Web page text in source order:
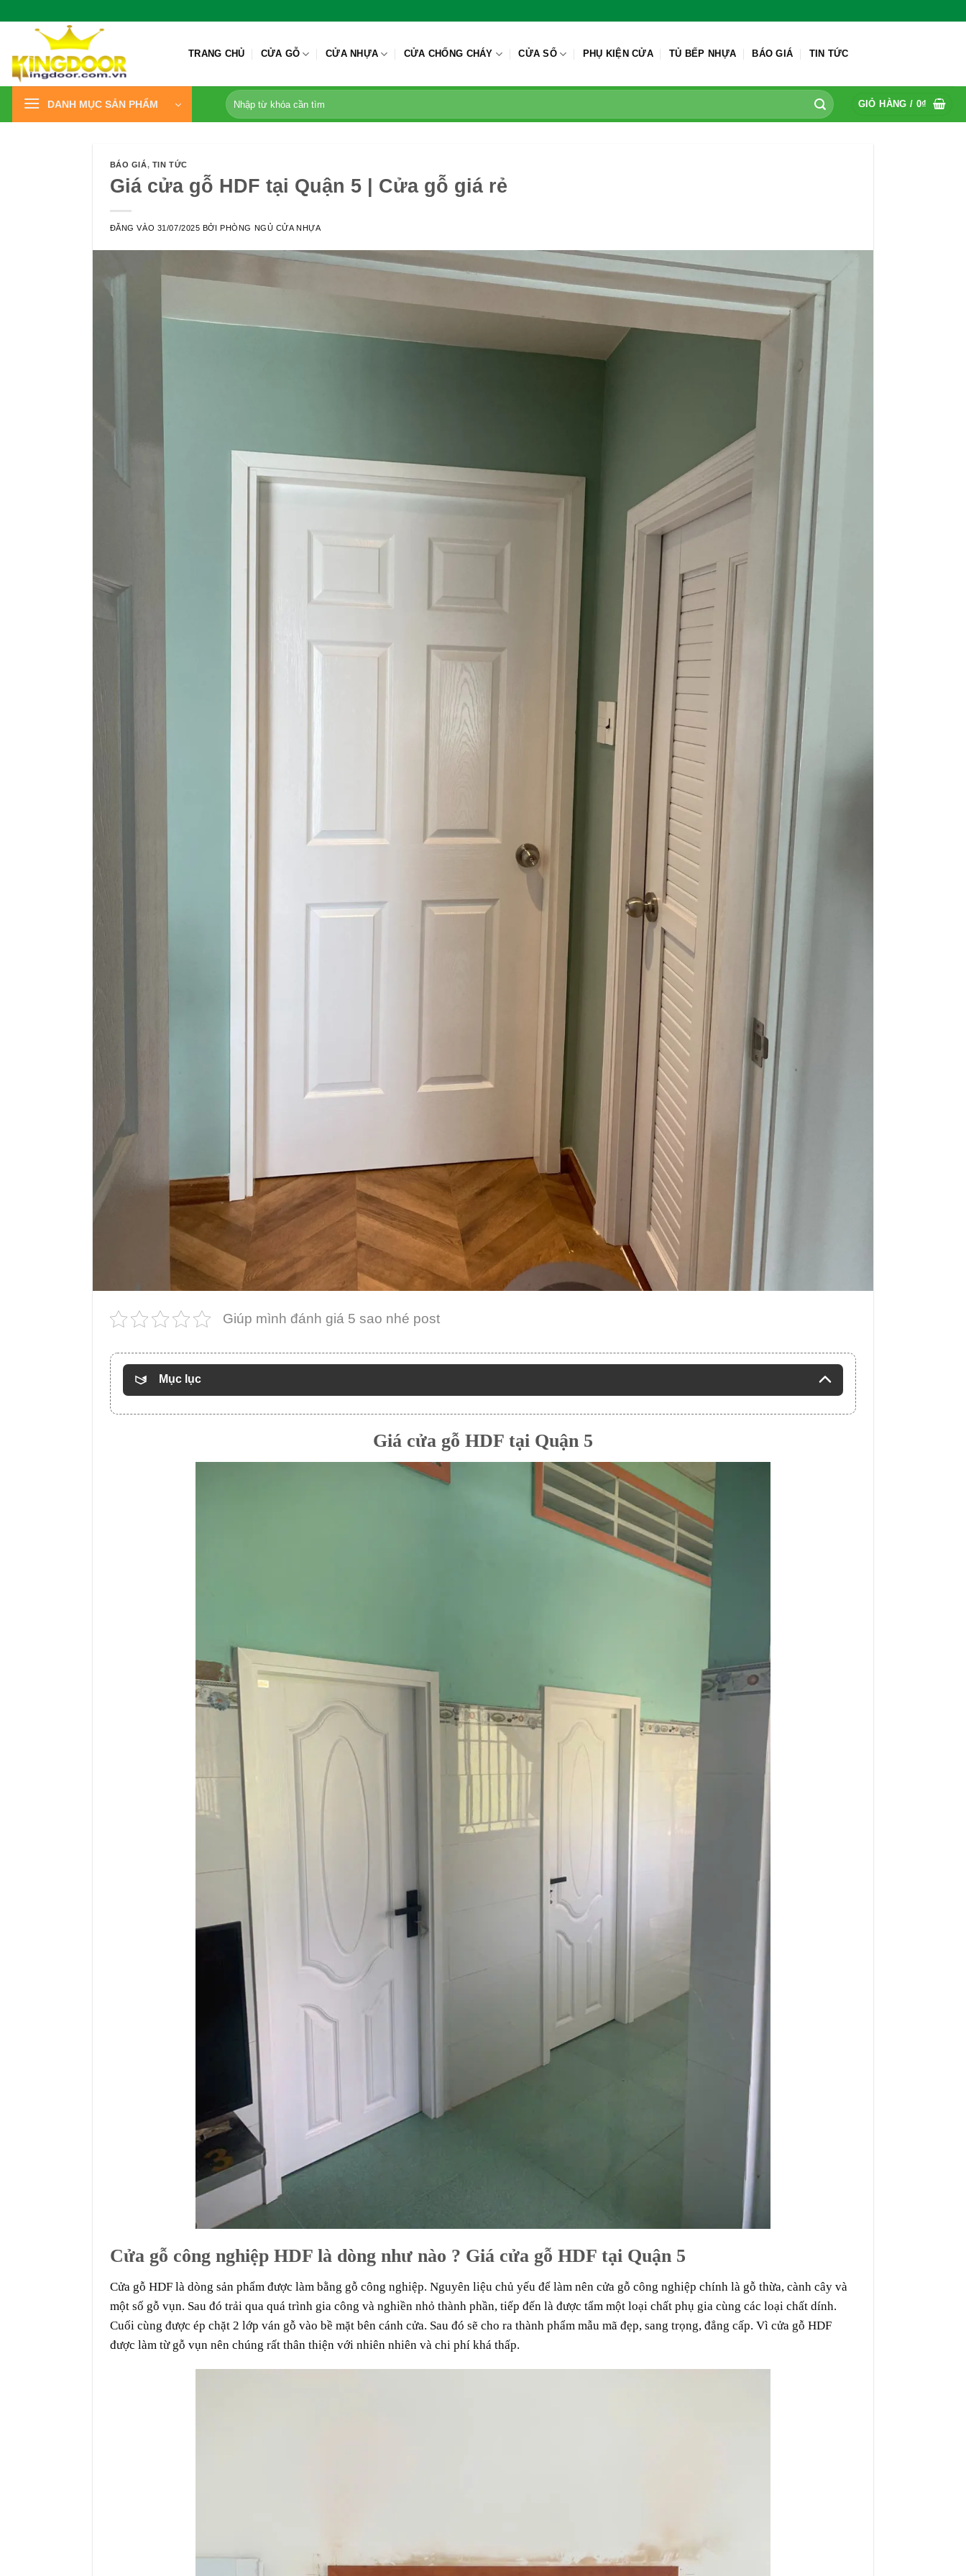
dung
TRANG CHỦ CỬA GỖ CỬA NHỰA CỬA CHỐNG CHÁY CỬA SỔ PHỤ KIỆN CỬA TỦ BẾP NHỰA BÁO GIÁ TIN TỨC
DANH MỤC SẢN PHẨM
Tìm
kiếm:
GIỎ HÀNG / 0₫
BÁO GIÁ, TIN TỨC
Giá cửa gỗ HDF tại Quận 5 | Cửa gỗ giá rẻ
ĐĂNG VÀO 31/07/2025 BỞIPHÒNG NGỦ CỬA NHỰA
Giúp mình đánh giá 5 sao nhé post
Mục lục
Giá cửa gỗ HDF tại Quận 5
Cửa gỗ công nghiệp HDF là dòng như nào ? Giá cửa gỗ HDF tại Quận 5
Cửa gỗ HDFlà dòng sản phẩm được làm bằng gỗ công nghiệp. Nguyên liệu chủ yếu để làm nên cửa gỗ công nghiệp chính là gỗ thừa, cành cây và
một số gỗ vụn. Sau đó trải qua quá trình gia công và nghiền nhỏ thành phần, tiếp đến là được tẩm một loại chất phụ gia cùng các loại chất dính.
Cuối cùng được ép chặt 2 lớp ván gỗ vào bề mặt bên cánh cửa. Sau đó sẽ cho ra thành phẩm mẫu mã đẹp, sang trọng, đẳng cấp. Vì cửa gỗ HDF
được làm từ gỗ vụn nên chúng rất thân thiện với nhiên nhiên và chi phí khá thấp.